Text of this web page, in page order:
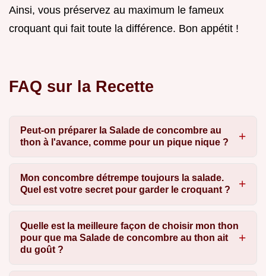
Ainsi, vous préservez au maximum le fameux
croquant qui fait toute la différence. Bon appétit !
FAQ sur la Recette
Peut-on préparer la Salade de concombre au
thon à l'avance, comme pour un pique nique ?
Mon concombre détrempe toujours la salade.
Quel est votre secret pour garder le croquant ?
Quelle est la meilleure façon de choisir mon thon
pour que ma Salade de concombre au thon ait
du goût ?